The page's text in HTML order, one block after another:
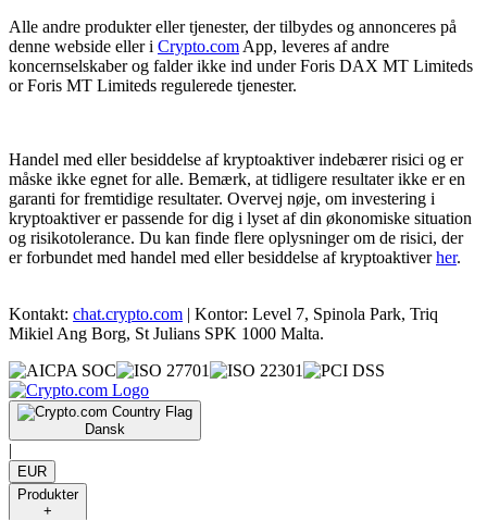
Alle andre produkter eller tjenester, der tilbydes og annonceres på
denne webside eller i Crypto.com App, leveres af andre
koncernselskaber og falder ikke ind under Foris DAX MT Limiteds
or Foris MT Limiteds regulerede tjenester.
Handel med eller besiddelse af kryptoaktiver indebærer risici og er
måske ikke egnet for alle. Bemærk, at tidligere resultater ikke er en
garanti for fremtidige resultater. Overvej nøje, om investering i
kryptoaktiver er passende for dig i lyset af din økonomiske situation
og risikotolerance. Du kan finde flere oplysninger om de risici, der
er forbundet med handel med eller besiddelse af kryptoaktiverher.
Kontakt: chat.crypto.com | Kontor: Level 7, Spinola Park, Triq
Mikiel Ang Borg, St Julians SPK 1000 Malta.
Dansk
|
EUR
Produkter
+